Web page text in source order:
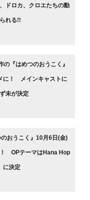
ドロカ、クロエたちの動
れる!!
『はめつのおうこく』
に！ メインキャストに
未が決定
おうこく』10月6日(金)
OPテーマはHana Hop
に決定